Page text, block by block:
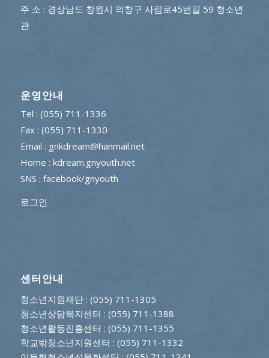
주 소 : 경상남도 창원시 의창구 사림로45번길 59 청소년
관
운영안내
Tel : (055) 711-1336
Fax : (055) 711-1330
Email : gnkdream@hanmail.net
Home : kdream.gnyouth.net
SNS : facebook/gnyouth
로그인
센터안내
청소년지원재단: (055) 711-1305
청소년상담복지센터 : (055) 711-1388
청소년활동진흥센터 : (055) 711-1355
학교밖청소년지원센터 : (055) 711-1332